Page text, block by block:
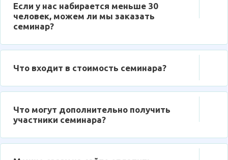
Если у нас набирается меньше 30
человек, можем ли мы заказать
семинар?
Что входит в стоимость семинара?
Что могут дополнительно получить
участники семинара?